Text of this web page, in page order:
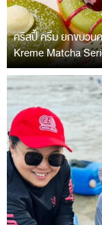
คริสปี้ ครีม ยกขบวน
Kreme Matcha